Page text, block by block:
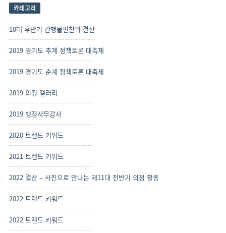
보
기
카테고리
10대 후반기 간행물편찬위 결산
2019 경기도 추계 정책토론 대축제
2019 경기도 춘계 정책토론 대축제
2019 의정 갤러리
2019 행정사무감사
2020 트랜드 키워드
2021 트랜드 키워드
2022 결산 – 사진으로 만나는 제11대 전반기 의정 활동
2022 트랜드 키워드
2022 트렌드 키워드